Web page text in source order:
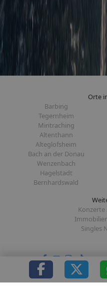
Orte
Barbing
Tegernheim
Mintraching
Altenthann
Alteglofsheim
Bach an der Donau
Wenzenbach
Hagelstadt
Bernhardswald
Singles